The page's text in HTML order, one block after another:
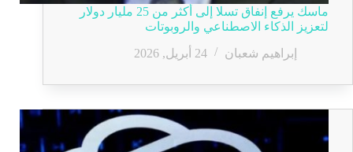
ماسك يرفع إنفاق تسلا إلى أكثر من 25 مليار دولار
لتعزيز الذكاء الاصطناعي والروبوتات
إبراهيم شعبان
24 أبريل, 2026